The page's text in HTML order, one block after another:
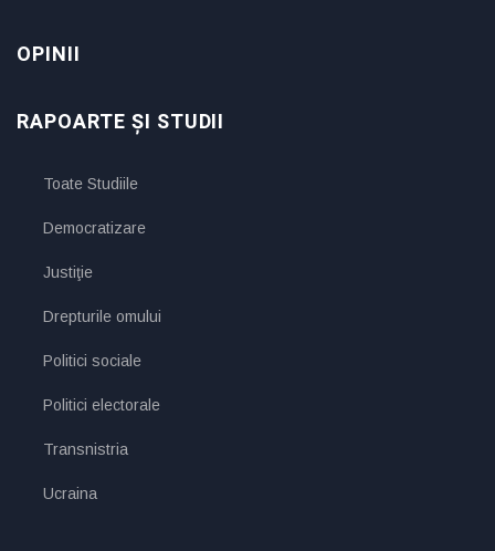
OPINII
RAPOARTE ȘI STUDII
Toate Studiile
Democratizare
Justiţie
Drepturile omului
Politici sociale
Politici electorale
Transnistria
Ucraina